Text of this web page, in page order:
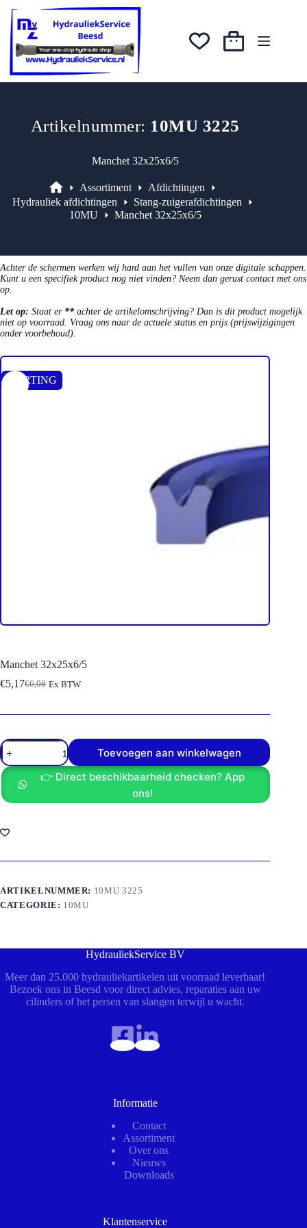
naar
inhoud
was:
€6,08.
€5,17.
Winkelwagen
Artikelnummer: 10MU 3225
Manchet 32x25x6/5
Assortiment
Assortiment
Afdichtingen
Hydrauliek afdichtingen
Stang-zuigerafdichtingen
10MU
Manchet 32x25x6/5
Achter de schermen werken wij hard aan het vullen van onze digitale schappen.
Kunt u een specifiek product nog niet vinden? Neem dan gerust contact met ons
op.
Let op: Staat er ** achter de artikelomschrijving? Dan is dit product mogelijk
niet op voorraad. Vraag ons naar de actuele status en prijs (prijswijzigingen
onder voorbehoud).
KORTING
Manchet 32x25x6/5
€6,08
Oorspronkelijke
was:
€5,17Huidige
is:
Ex BTW
Manchet
32x25x6/5
aantal
Toevoegen aan winkelwagen
👉 Direct beschikbaarheid checken? App
ons!
ARTIKELNUMMER: 10MU 3225
CATEGORIE: 10MU
HydrauliekService BV
Meer dan 25.000 hydrauliekartikelen uit voorraad leverbaar!
Bezoek ons in Beesd voor direct advies, reparaties aan uw
cilinders of het persen van slangen terwijl u wacht.
Informatie
Contact
Assortiment
Over ons
Nieuws
Downloads
Klantenservice